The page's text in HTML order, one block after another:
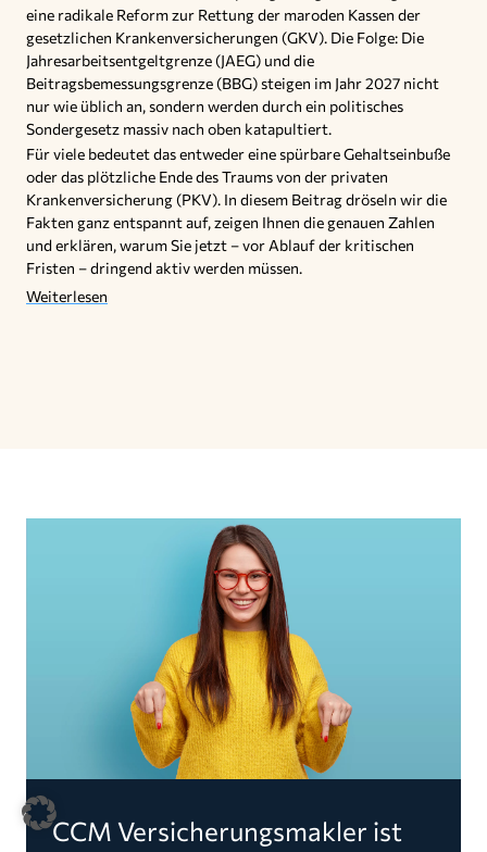
eine radikale Reform zur Rettung der maroden Kassen der
gesetzlichen Krankenversicherungen (GKV). Die Folge: Die
Jahresarbeitsentgeltgrenze (JAEG) und die
Beitragsbemessungsgrenze (BBG) steigen im Jahr 2027 nicht
nur wie üblich an, sondern werden durch ein politisches
Sondergesetz massiv nach oben katapultiert.
Für viele bedeutet das entweder eine spürbare Gehaltseinbuße
oder das plötzliche Ende des Traums von der privaten
Krankenversicherung (PKV). In diesem Beitrag dröseln wir die
Fakten ganz entspannt auf, zeigen Ihnen die genauen Zahlen
und erklären, warum Sie jetzt – vor Ablauf der kritischen
Fristen – dringend aktiv werden müssen.
Weiterlesen
CCM Versicherungsmakler ist